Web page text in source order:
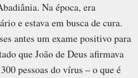
Na época, era
e estava em busca de cura.
antes um exame positivo para
que João de Deus afirmava
pessoas do vírus – o que é